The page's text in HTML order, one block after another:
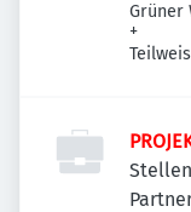
Grüner
+